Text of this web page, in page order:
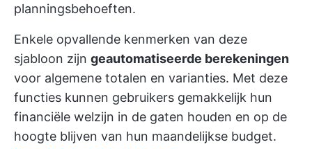
planningsbehoeften.
Enkele opvallende kenmerken van deze
sjabloon zijn geautomatiseerde berekeningen
voor algemene totalen en varianties. Met deze
functies kunnen gebruikers gemakkelijk hun
financiële welzijn in de gaten houden en op de
hoogte blijven van hun maandelijkse budget.